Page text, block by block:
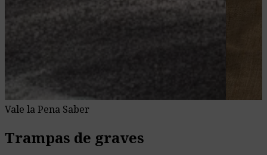
Vale la Pena Saber
Trampas de graves